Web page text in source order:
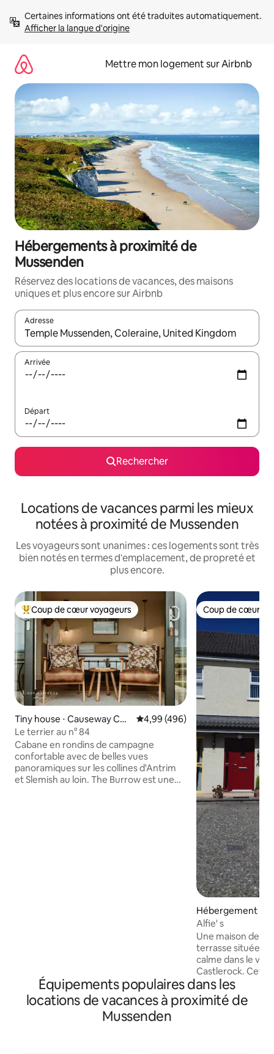
directement
Afficher la langue d'origine
Mettre mon logement sur Airbnb
Hébergements à proximité de
Mussenden
Réservez des locations de vacances, des maisons
uniques et plus encore sur Airbnb
Adresse
Lorsque les résultats s'affichent, utilisez les flèches vers le
Arrivée
Départ
Rechercher
Locations de vacances parmi les mieux
notées à proximité de Mussenden
Les voyageurs sont unanimes : ces logements sont très
bien notés en termes d'emplacement, de propreté et
plus encore.
Coups de cœur voyageurs les plus appréciés
Coup de cœur voyageurs
Tiny house ⋅ Causeway Coa
st and Glens
Évaluation moyenne sur la
4,99 (496)
Le terrier au n° 84
Cabane en rondins de campagne
confortable avec de belles vues
panoramiques sur les collines d'Antrim
et Slemish au loin. The Burrow est une
Coup de cœur
Coup de cœur
Hébergement ⋅
Alfie' s
Une maison de
terrasse située
calme dans le
Castlerock. Cette maison de ville
moderne et
salon, une
toilettes en bas
Équipements populaires dans les
locations de vacances à proximité de
Mussenden